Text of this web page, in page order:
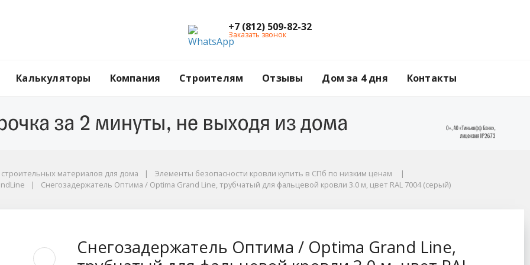
+7 (812) 509-82-32
Заказать звонок
Калькуляторы Компания Строителям Отзывы Дом за 4 дня Контакты
кровли 3.0 м, цвет RAL 7004 (серый)
строительных материалов для дома
Элементы безопасности кровли купить в СПб по низким ценам
Снегозадержатель Оптима / Optima Grand Line, трубчатый для фальцевой кровли 3.0 м, цвет RAL 7004 (серый)
Снегозадержатель Оптима / Optima Grand Line,